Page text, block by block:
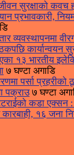
सुरक्षाको कवच
प्रभावकारी,
व्यवस्थापनमा
कार्यान्वयन
१३ भारतीय
७ घण्टा अगाडि
पर्सा
पक्राउ ७ घण्टा
कडा एक्सन :
कारबाही, १६ जना